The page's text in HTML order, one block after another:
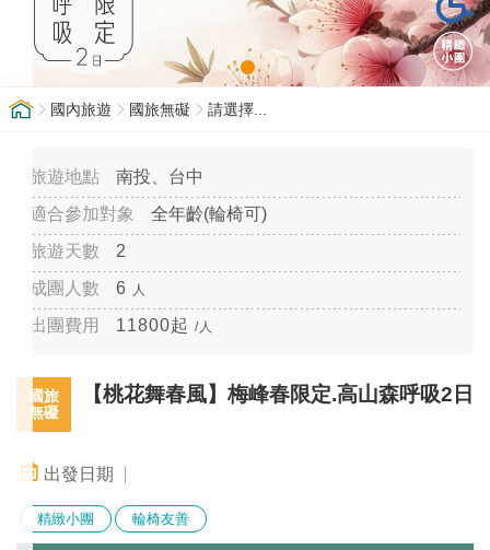
國內旅遊 國旅無礙 請選擇...
南投、台中
全年齡(輪椅可)
2
6
人
11800起 /人
國旅
無礙
【桃花舞春風】梅峰春限定.高山森呼吸2日
精緻小團 輪椅友善